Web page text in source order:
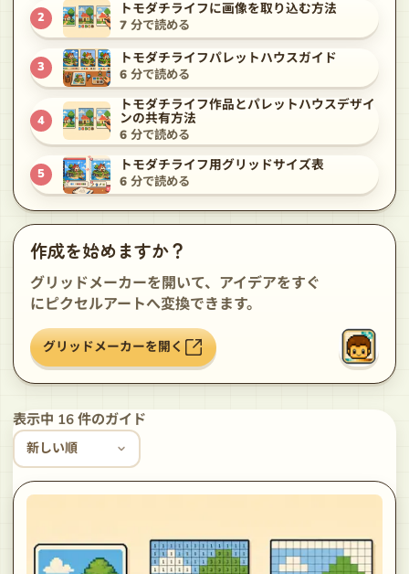
表示中 16 件のガイド
ガイドを並べ替え
新しい順
2
トモダチライフに画像を取り込む方法
7 分で読める
3
トモダチライフパレットハウスガイド
6 分で読める
4
トモダチライフ作品とパレットハウスデザイ
ンの共有方法
6 分で読める
5
トモダチライフ用グリッドサイズ表
6 分で読める
作成を始めますか？
グリッドメーカーを開いて、アイデアをすぐ
にピクセルアートへ変換できます。
グリッドメーカーを開く